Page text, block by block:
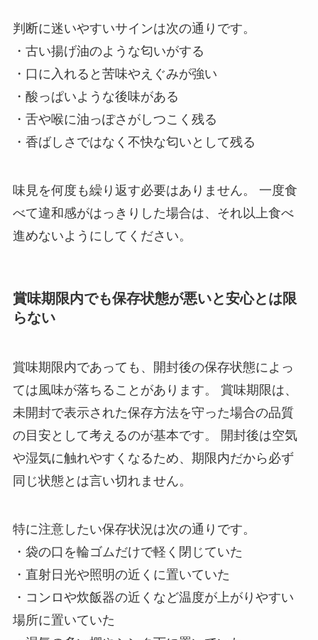
判断に迷いやすいサインは次の通りです。
・古い揚げ油のような匂いがする
・口に入れると苦味やえぐみが強い
・酸っぱいような後味がある
・舌や喉に油っぽさがしつこく残る
・香ばしさではなく不快な匂いとして残る
味見を何度も繰り返す必要はありません。 一度食
べて違和感がはっきりした場合は、それ以上食べ
進めないようにしてください。
賞味期限内でも保存状態が悪いと安心とは限
らない
賞味期限内であっても、開封後の保存状態によっ
ては風味が落ちることがあります。 賞味期限は、
未開封で表示された保存方法を守った場合の品質
の目安として考えるのが基本です。 開封後は空気
や湿気に触れやすくなるため、期限内だから必ず
同じ状態とは言い切れません。
特に注意したい保存状況は次の通りです。
・袋の口を輪ゴムだけで軽く閉じていた
・直射日光や照明の近くに置いていた
・コンロや炊飯器の近くなど温度が上がりやすい
場所に置いていた